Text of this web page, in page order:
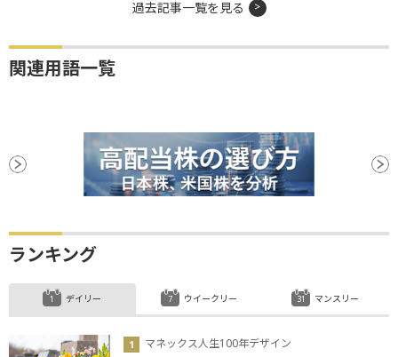
過去記事一覧を見る
関連用語一覧
ランキング
デイリー
マネックス人生100年デザイン
ウイークリー マンスリー